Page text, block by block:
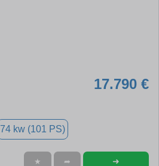
17.790 €
74 kw (101 PS)
★ ➦ ➜